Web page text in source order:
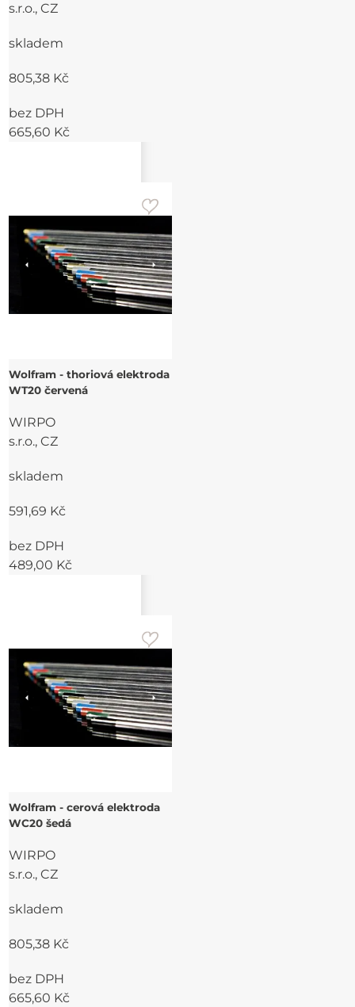
s.r.o., CZ
skladem
805,38 Kč
bez DPH
665,60 Kč
Wolfram - thoriová elektroda
WT20 červená
WIRPO
s.r.o., CZ
skladem
591,69 Kč
bez DPH
489,00 Kč
Wolfram - cerová elektroda
WC20 šedá
WIRPO
s.r.o., CZ
skladem
805,38 Kč
bez DPH
665,60 Kč